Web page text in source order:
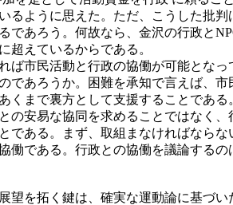
るように思えた。ただ、こうした批
であろう。何故なら、金沢の行政と
超えているからである。
ば市民活動と行政の協働が可能となっ
であろうか。困難を承知で言えば、市
くまで裏方として支援することであ
の安易な協同を求めることではなく
である。まず、取組まなければならな
働である。行政との協働を議論するの
望を拓く鍵は、確実な運動論に基づい